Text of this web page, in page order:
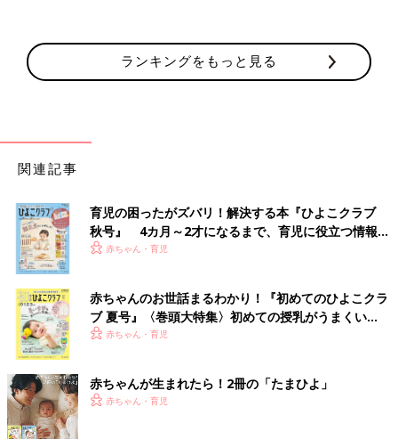
ランキングをもっと見る
関連記事
育児の困ったがズバリ！解決する本『ひよこクラブ
秋号』 4カ月～2才になるまで、育児に役立つ情報が
いっぱい！
赤ちゃん・育児
赤ちゃんのお世話まるわかり！『初めてのひよこクラ
ブ 夏号』〈巻頭大特集〉初めての授乳がうまくい
く！ おっぱい・ミルクの基本と夏のトラブル 解決テ
赤ちゃん・育児
赤ちゃんが生まれたら！2冊の「たまひよ」
赤ちゃん・育児